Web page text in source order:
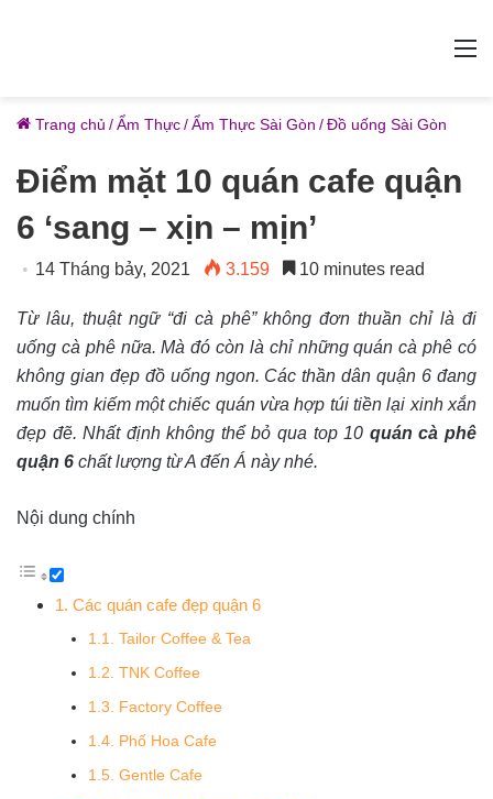
Trang chủ /Ẩm Thực/Ẩm Thực Sài Gòn /Đồ uống Sài Gòn
Điểm mặt 10 quán cafe quận
6 ‘sang – xịn – mịn’
14 Tháng bảy, 2021 3.159 10 minutes read
Từ lâu, thuật ngữ “đi cà phê” không đơn thuần chỉ là đi
uống cà phê nữa. Mà đó còn là chỉ những quán cà phê có
không gian đẹp đồ uống ngon. Các thần dân quận 6 đang
muốn tìm kiếm một chiếc quán vừa hợp túi tiền lại xinh xắn
đẹp đẽ. Nhất định không thể bỏ qua top 10 quán cà phê
quận 6 chất lượng từ A đến Á này nhé.
Nội dung chính
1. Các quán cafe đẹp quận 6
1.1. Tailor Coffee & Tea
1.2. TNK Coffee
1.3. Factory Coffee
1.4. Phố Hoa Cafe
1.5. Gentle Cafe